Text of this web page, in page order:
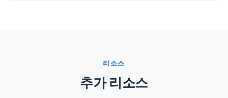
리소스
추가 리소스